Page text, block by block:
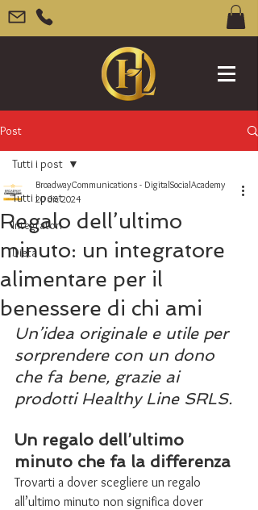
Post
Tutti i post
Integratori
Dieta
Tutti i post
Regalo dell’ultimo
minuto: un integratore
alimentare per il
benessere di chi ami
BroadwayCommunications - DigitalSocialAcademy
20 dic 2024
Un’idea originale e utile per
sorprendere con un dono
che fa bene, grazie ai
prodotti Healthy Line SRLS.
Un regalo dell’ultimo
minuto che fa la differenza
Trovarti a dover scegliere un regalo
all’ultimo minuto non significa dover